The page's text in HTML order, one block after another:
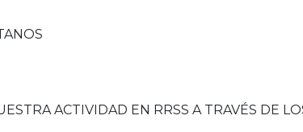
ACTIVIDAD EN RRSS A TRAVÉS DE